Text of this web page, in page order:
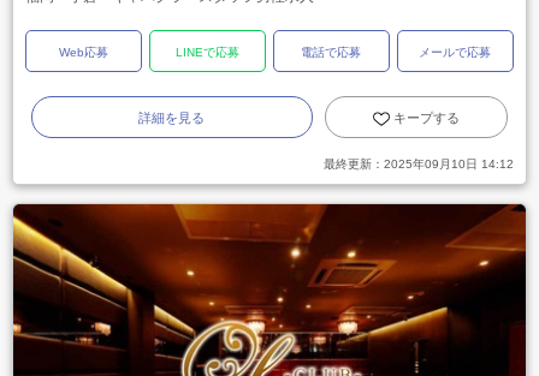
Web応募 LINEで応募 電話で応募 メールで応募
詳細を見る キープする
最終更新： 2025年09月10日 14:12